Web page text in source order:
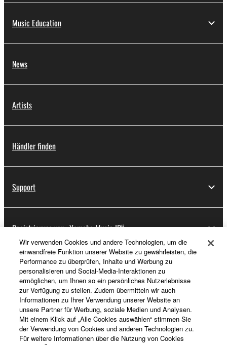
Music Education
News
Artists
Händler finden
Support
Registrierung von „Yamaha Music ID“
Über Yamaha
Schweiz Suisse Svizzera - German
Business
Wir verwenden Cookies und andere Technologien, um die
einwandfreie Funktion unserer Website zu gewährleisten, die
Performance zu überprüfen, Inhalte und Werbung zu
personalisieren und Social-Media-Interaktionen zu
ermöglichen, um Ihnen so ein persönliches Nutzerlebnisse
zur Verfügung zu stellen. Zudem übermitteln wir auch
Informationen zu Ihrer Verwendung unserer Website an
unsere Partner für Werbung, soziale Medien und Analysen.
Mit einem Klick auf „Alle Cookies auswählen“ stimmen Sie
der Verwendung von Cookies und anderen Technologien zu.
Für weitere Informationen über die Nutzung von Cookies